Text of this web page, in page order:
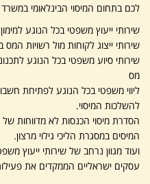
לכם בתחום המיסוי הבינלאומי
שירותי ייעוץ משפטי בכל הנוגע
שירותי ייצוג לקוחות מול רשויות המס
שירותי סיוע משפטי בכל הנוגע
מס
ליווי משפטי בכל הנוגע לפתיחת
להשלכות המיסוי.
הסדרת מיסוי הכנסות לא מדווחות
המיסים במסגרת הליכי גילוי מרצון.
ועוד מגוון נרחב של שירותי ייעוץ
עסקים ישראליים הממקדים את